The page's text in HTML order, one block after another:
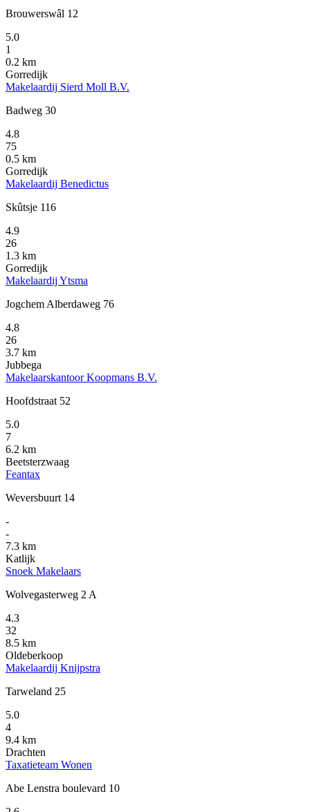
Brouwerswâl 12
5.0
1
0.2 km
Gorredijk
Makelaardij Sierd Moll B.V.
Badweg 30
4.8
75
0.5 km
Gorredijk
Makelaardij Benedictus
Skûtsje 116
4.9
26
1.3 km
Gorredijk
Makelaardij Ytsma
Jogchem Alberdaweg 76
4.8
26
3.7 km
Jubbega
Makelaarskantoor Koopmans B.V.
Hoofdstraat 52
5.0
7
6.2 km
Beetsterzwaag
Feantax
Weversbuurt 14
-
-
7.3 km
Katlijk
Snoek Makelaars
Wolvegasterweg 2 A
4.3
32
8.5 km
Oldeberkoop
Makelaardij Knijpstra
Tarweland 25
5.0
4
9.4 km
Drachten
Taxatieteam Wonen
Abe Lenstra boulevard 10